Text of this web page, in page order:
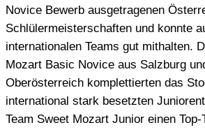
Novice Bewerb ausgetragenen
Schlülermeisterschaften und konnte
internationalen Teams gut mithalten.
Mozart Basic Novice aus Salzburg
Oberösterreich komplettierten das
international stark besetzten
Team Sweet Mozart Junior einen Top-